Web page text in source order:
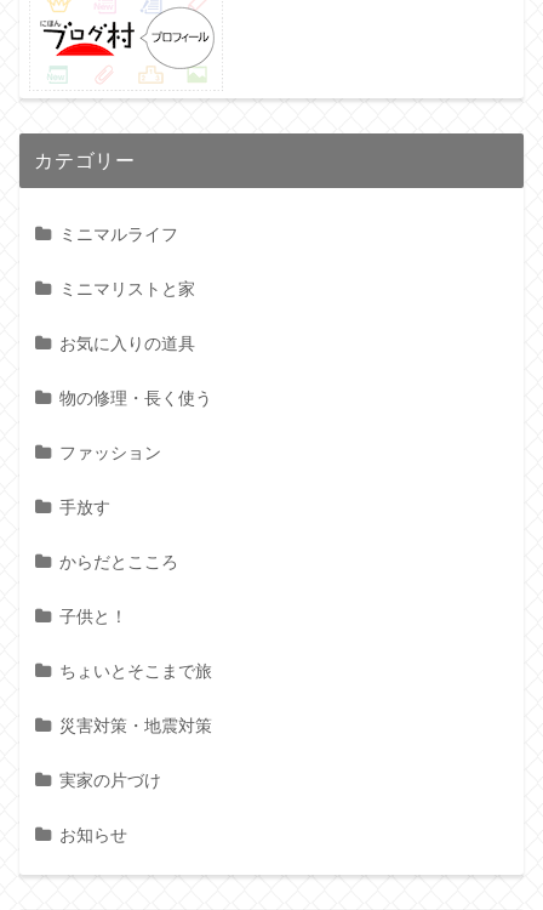
カテゴリー
ミニマルライフ
ミニマリストと家
お気に入りの道具
物の修理・長く使う
ファッション
手放す
からだとこころ
子供と！
ちょいとそこまで旅
災害対策・地震対策
実家の片づけ
お知らせ